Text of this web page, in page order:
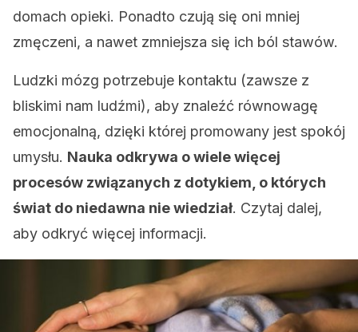
domach opieki. Ponadto czują się oni mniej
zmęczeni, a nawet zmniejsza się ich ból stawów.
Ludzki mózg potrzebuje kontaktu (zawsze z
bliskimi nam ludźmi), aby znaleźć równowagę
emocjonalną, dzięki której promowany jest spokój
umysłu. Nauka odkrywa o wiele więcej
procesów związanych z dotykiem, o których
świat do niedawna nie wiedział. Czytaj dalej,
aby odkryć więcej informacji.